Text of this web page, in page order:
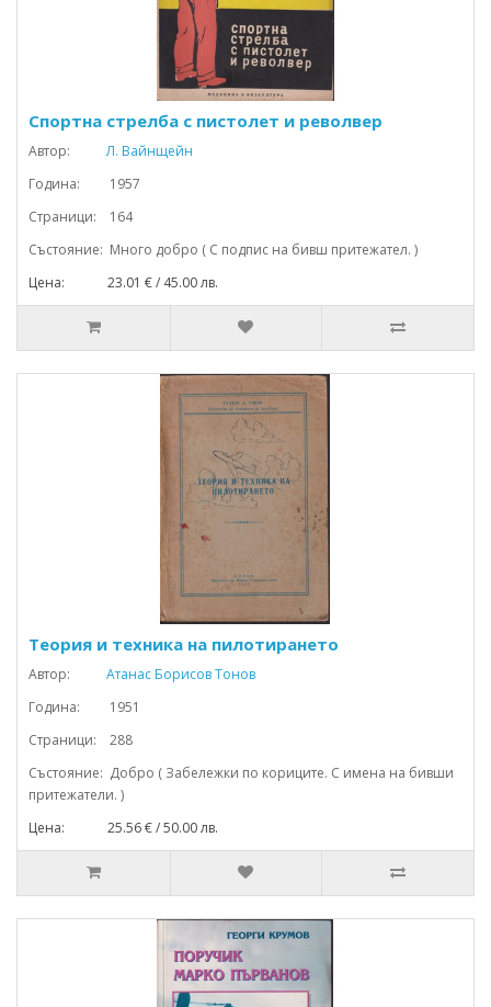
Спортна стрелба с пистолет и револвер
Автор:
Л. Вайнщейн
Година: 1957
Страници: 164
Състояние: Много добро ( С подпис на бивш притежател. )
Цена: 23.01 € / 45.00 лв.
Теория и техника на пилотирането
Автор:
Атанас Борисов Тонов
Година: 1951
Страници: 288
Състояние: Добро ( Забележки по кориците. С имена на бивши
притежатели. )
Цена: 25.56 € / 50.00 лв.